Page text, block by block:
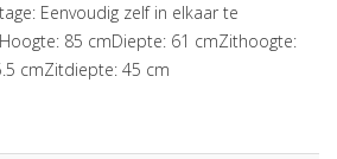
Eenvoudig zelf in elkaar te
85 cmDiepte: 61 cmZithoogte:
cmZitdiepte: 45 cm